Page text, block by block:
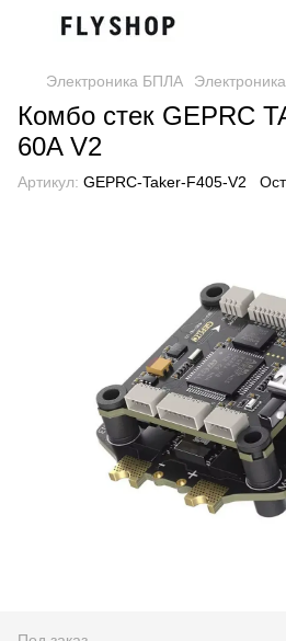
Электроника БПЛА
Комбо стек GEPRC
60A V2
Артикул: GEPRC-Taker-F405-V2